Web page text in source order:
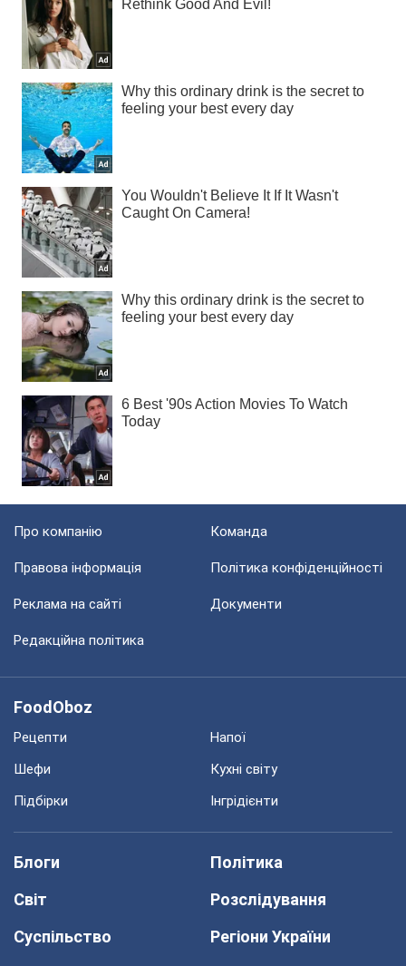
Про компанію Команда
Правова інформація Політика конфіденційності
Реклама на сайті Документи
Редакційна політика
FoodOboz
Рецепти
Напої
Шефи
Кухні світу
Підбірки
Інгрідієнти
Блоги
Політика
Світ
Розслідування
Суспільство
Регіони України